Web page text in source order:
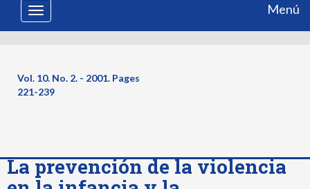
Toggle
navigation
Menú
Vol. 10. No. 2. - 2001. Pages
221-239
La prevención de la violencia